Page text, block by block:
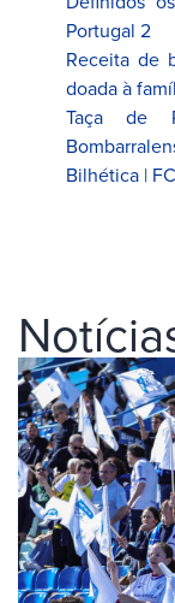
Portugal 2
Receita de
doada à
Taça de
Bilhética |